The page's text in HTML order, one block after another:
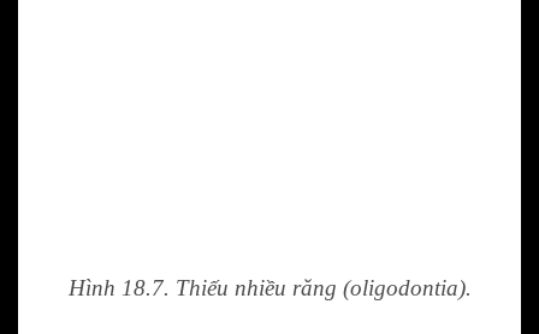
Hình 18.7. Thiếu nhiều răng (oligodontia).